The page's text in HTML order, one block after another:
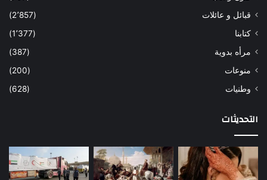
قبائل و عائلات
(2٬857)
كتابنا
(1٬377)
مرأه بدوية
(387)
منوعات
(200)
وطنيات
(628)
التحديثات